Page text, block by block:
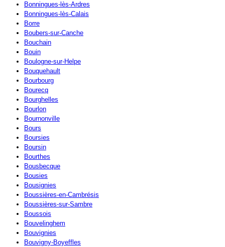
Bonningues-lès-Ardres
Bonningues-lès-Calais
Borre
Boubers-sur-Canche
Bouchain
Bouin
Boulogne-sur-Helpe
Bouquehault
Bourbourg
Bourecq
Bourghelles
Bourlon
Bournonville
Bours
Boursies
Boursin
Bourthes
Bousbecque
Bousies
Bousignies
Boussières-en-Cambrésis
Boussières-sur-Sambre
Boussois
Bouvelinghem
Bouvignies
Bouvigny-Boyeffles